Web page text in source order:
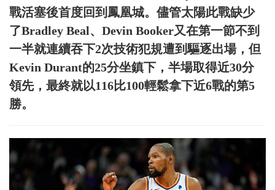
戰活塞後首度回到鳳凰城。儘管太陽此戰缺少
了Bradley Beal、Devin Booker又在第一節不到
一半就連續吞下2次技術犯規遭到驅逐出場，但
Kevin Durant的25分坐鎮下，半場取得近30分
領先，最終就以116比100輕鬆拿下近6戰的第5
勝。